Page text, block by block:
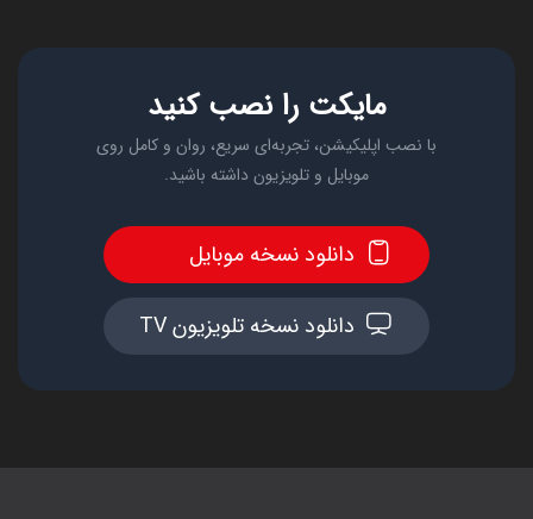
مایکت را نصب کنید
با نصب اپلیکیشن، تجربه‌ای سریع، روان و کامل روی
موبایل و تلویزیون داشته باشید.
دانلود نسخه موبایل
دانلود نسخه تلویزیون TV